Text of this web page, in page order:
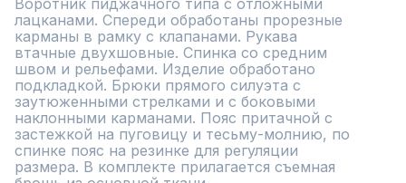
Воротник пиджачного типа с отложными
лацканами. Спереди обработаны прорезные
карманы в рамку с клапанами. Рукава
втачные двухшовные. Спинка со средним
швом и рельефами. Изделие обработано
подкладкой. Брюки прямого силуэта с
заутюженными стрелками и с боковыми
наклонными карманами. Пояс притачной с
застежкой на пуговицу и тесьму-молнию, по
спинке пояс на резинке для регуляции
размера. В комплекте прилагается съемная